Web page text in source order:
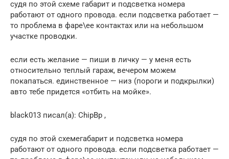
судя по этой схеме габарит и подсветка номера
работают от одного провода. если подсветка работает —
то проблема в фаре\ее контактах или на небольшом
участке проводки.
если есть желание — пиши в личку — у меня есть
относительно теплый гараж, вечером можем
покапаться. единственное — низ (пороги и подкрылки)
авто тебе придется «отбить на мойке».
black013 писал(а): ChipBp ,
судя по этой схемегабарит и подсветка номера
работают от одного провода. если подсветка работает —